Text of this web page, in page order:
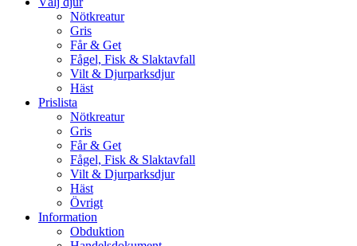
Nötkreatur
Gris
Får & Get
Fågel, Fisk & Slaktavfall
Vilt & Djurparksdjur
Häst
Prislista
Nötkreatur
Gris
Får & Get
Fågel, Fisk & Slaktavfall
Vilt & Djurparksdjur
Häst
Övrigt
Information
Obduktion